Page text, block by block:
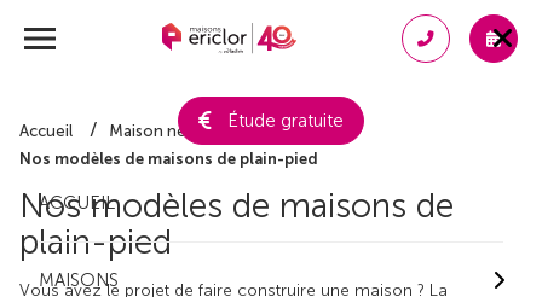
Étude gratuite
ACCUEIL
MAISONS
Accueil
Maison neuve
Nos modèles de maisons de plain-pied
Nos modèles de maisons de
plain-pied
Vous avez le projet de faire construire une maison ? La